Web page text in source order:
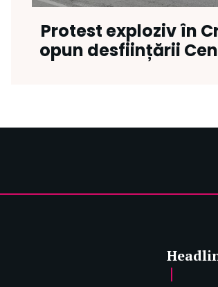
Protest exploziv în
opun desființării